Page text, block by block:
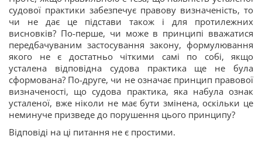
судової практики забезпечує правову визначеність, то
чи не дає це підстави також і для протилежних
висновків? По-перше, чи може в принципі вважатися
передбачуваним застосування закону, формулювання
якого не є достатньо чіткими самі по собі, якщо
усталена відповідна судова практика ще не була
сформована? По-друге, чи не означає принцип правової
визначеності, що судова практика, яка набула ознак
усталеної, вже ніколи не має бути змінена, оскільки це
неминуче призведе до порушення цього принципу?
Відповіді на ці питання не є простими.